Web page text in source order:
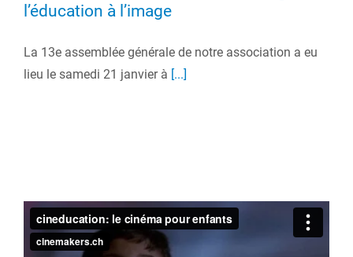
l’éducation à l’image
La 13e assemblée générale de notre association a eu
lieu le samedi 21 janvier à [...]